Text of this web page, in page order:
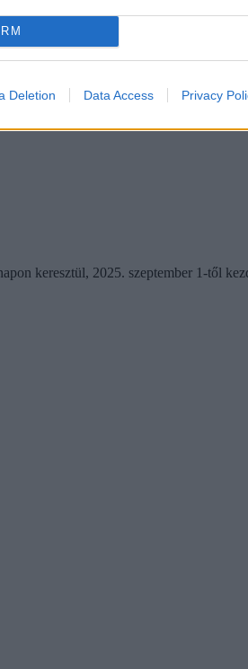
Deletion Data Access Privacy
a VIII. kerületben él.
keresztül, 2025. szeptember 1-től